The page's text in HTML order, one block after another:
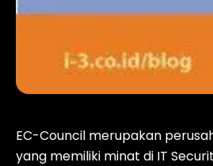
EC-Council merupakan
yang memiliki minat di IT